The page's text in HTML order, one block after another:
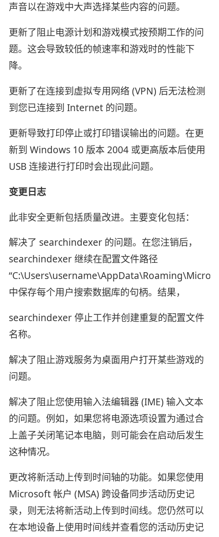
声音以在游戏中大声选择某些内容的问题。
更新了阻止电源计划和游戏模式按预期工作的问
题。这会导致较低的帧速率和游戏时的性能下
降。
更新了在连接到虚拟专用网络 (VPN) 后无法检测
到您已连接到 Internet 的问题。
更新导致打印停止或打印错误输出的问题。在更
新到 Windows 10 版本 2004 或更高版本后使用
USB 连接进行打印时会出现此问题。
变更日志
此非安全更新包括质量改进。主要变化包括：
解决了 searchindexer 的问题。在您注销后，
searchindexer 继续在配置文件路径
中保存每个用户搜索数据库的句柄。结果，
searchindexer 停止工作并创建重复的配置文件
名称。
解决了阻止游戏服务为桌面用户打开某些游戏的
问题。
解决了阻止您使用输入法编辑器 (IME) 输入文本
的问题。例如，如果您将电源选项设置为通过合
上盖子关闭笔记本电脑，则可能会在启动后发生
这种情况。
更改将新活动上传到时间轴的功能。如果您使用
Microsoft 帐户 (MSA) 跨设备同步活动历史记
录，则无法将新活动上传到时间线。您仍然可以
在本地设备上使用时间线并查看您的活动历史记